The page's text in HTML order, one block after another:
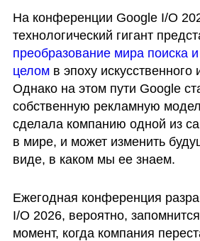
На конференции Google I/O
технологический гигант
преобразование мира поиска
целом в эпоху искусственного
Однако на этом пути Google
собственную рекламную
сделала компанию одной из
в мире, и может изменить
виде, в каком мы ее знаем.
Ежегодная конференция
I/O 2026, вероятно,
момент, когда компания